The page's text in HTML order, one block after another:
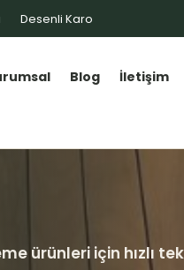
Desenli Karo
Blog İletişim